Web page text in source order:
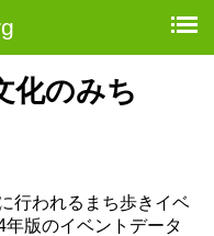
化のみち
行われるまち歩きイベ
版のイベントデータ